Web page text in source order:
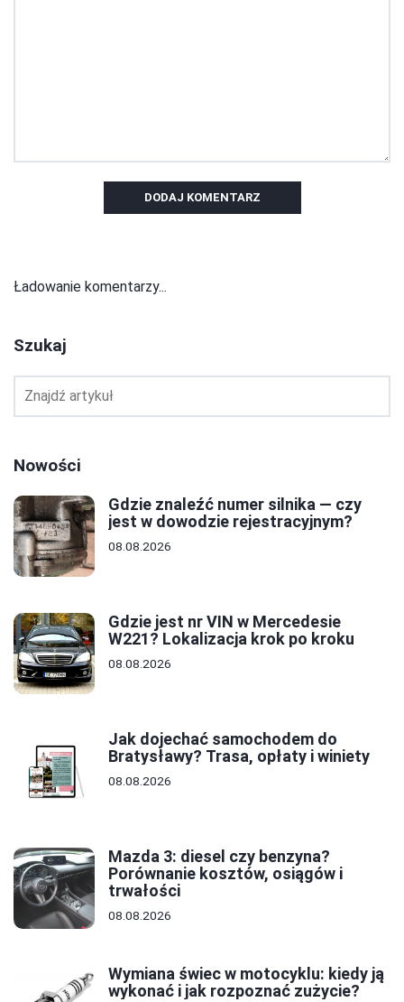
DODAJ KOMENTARZ
Ładowanie komentarzy...
Szukaj
Nowości
Gdzie znaleźć numer silnika — czy
jest w dowodzie rejestracyjnym?
08.08.2026
Gdzie jest nr VIN w Mercedesie
W221? Lokalizacja krok po kroku
08.08.2026
Jak dojechać samochodem do
Bratysławy? Trasa, opłaty i winiety
08.08.2026
Mazda 3: diesel czy benzyna?
Porównanie kosztów, osiągów i
trwałości
08.08.2026
Wymiana świec w motocyklu: kiedy ją
wykonać i jak rozpoznać zużycie?